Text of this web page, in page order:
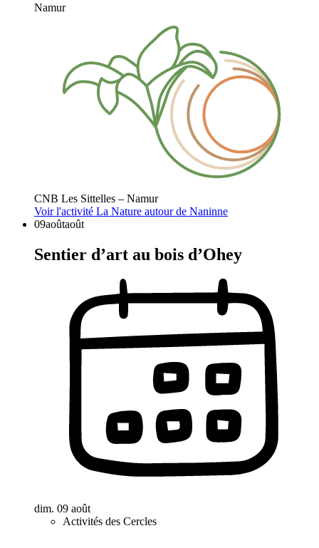
Namur
CNB Les Sittelles – Namur
Voir l'activité La Nature autour de Naninne
09aoûtaoût
Sentier d’art au bois d’Ohey
dim. 09 août
Activités des Cercles